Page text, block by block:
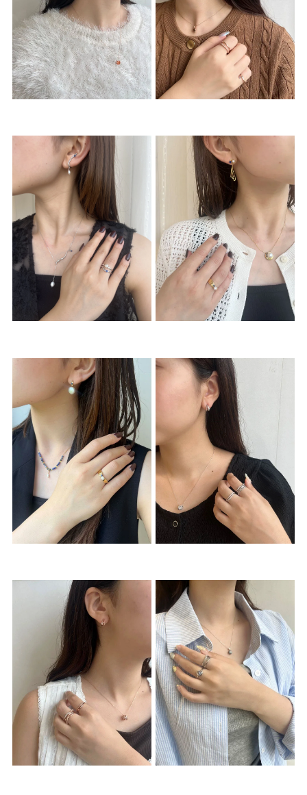
メンズ
リングサイズ
～
価格 ¥0
すべて表示